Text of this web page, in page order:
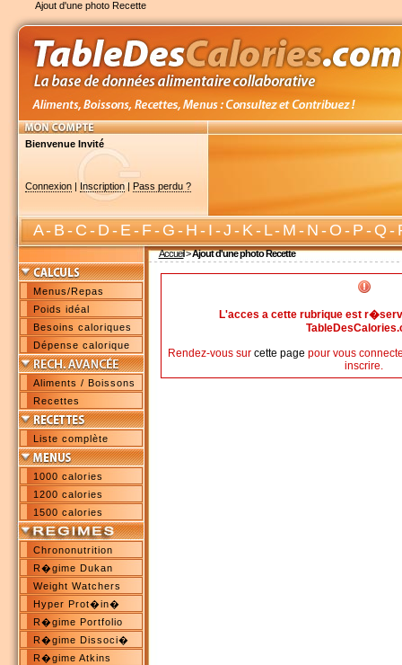
Ajout d'une photo Recette
Bienvenue Invité
Connexion| Inscription| Pass perdu ?
A-B-C-D-E-F-G-H-I-J-K-L-M-N-O-P-Q-
Accueil>Ajout d'une photo Recette
Menus/Repas
Poids idéal
Besoins caloriques
Dépense calorique
Aliments / Boissons
Recettes
Liste complète
1000 calories
1200 calories
1500 calories
Chrononutrition
R�gime Dukan
Weight Watchers
Hyper Prot�in�
R�gime Portfolio
R�gime Dissoci�
R�gime Atkins
L'acces a cette rubrique est
Rendez-vous sur cette page pour vous
inscrire.